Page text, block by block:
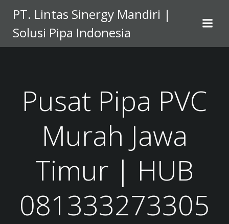
to
content
PT. Lintas Sinergy Mandiri |
Solusi Pipa Indonesia
Pusat Pipa PVC
Murah Jawa
Timur | HUB
081333273305